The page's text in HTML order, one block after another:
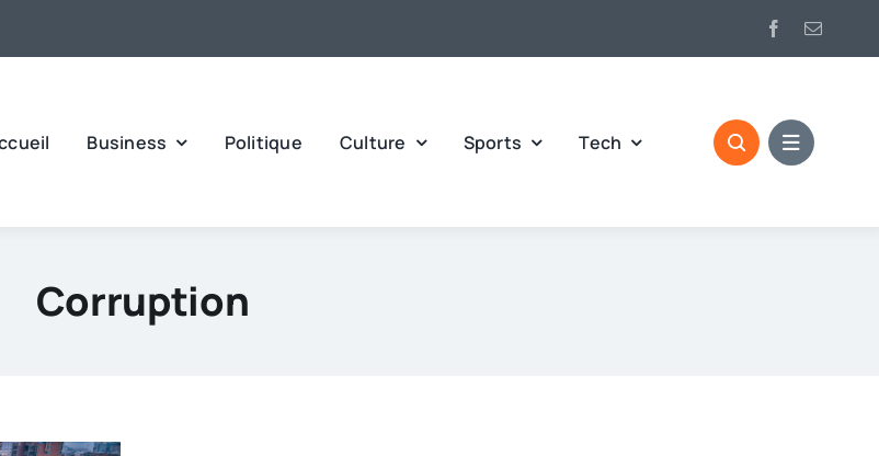
Business Politique Culture Sports Tech
Corruption